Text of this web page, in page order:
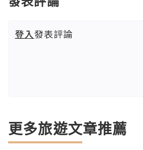
登入發表評論
更多旅遊文章推薦